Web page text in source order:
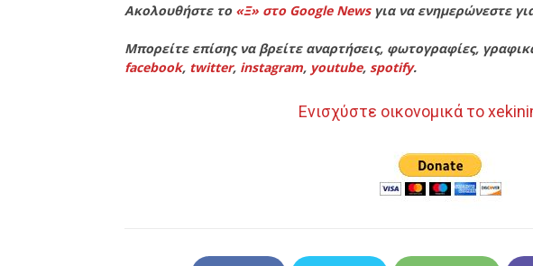
Ακολουθήστε το «Ξ» στο Google Newsγια να ενημερώνεστε
Μπορείτε επίσης να βρείτε αναρτήσεις, φωτογραφίες,
facebook, twitter, instagram, youtube, spotify.
Ενισχύστε οικονομικά το